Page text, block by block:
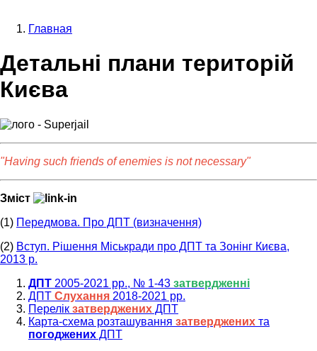
навигации
Главная
Детальні плани територій
Києва
"Having such friends of enemies is not necessary"
Зміст
(1) Передмова. Про ДПТ (визначення)
(2) Вступ. Рішення Міськради про ДПТ та Зонінг Києва,
2013 р.
ДПТ 2005-2021 рр., № 1-43 затвердженні
ДПТ Слухання 2018-2021 рр.
Перелік затверджених ДПТ
Карта-схема розташування затверджених та
погоджених ДПТ